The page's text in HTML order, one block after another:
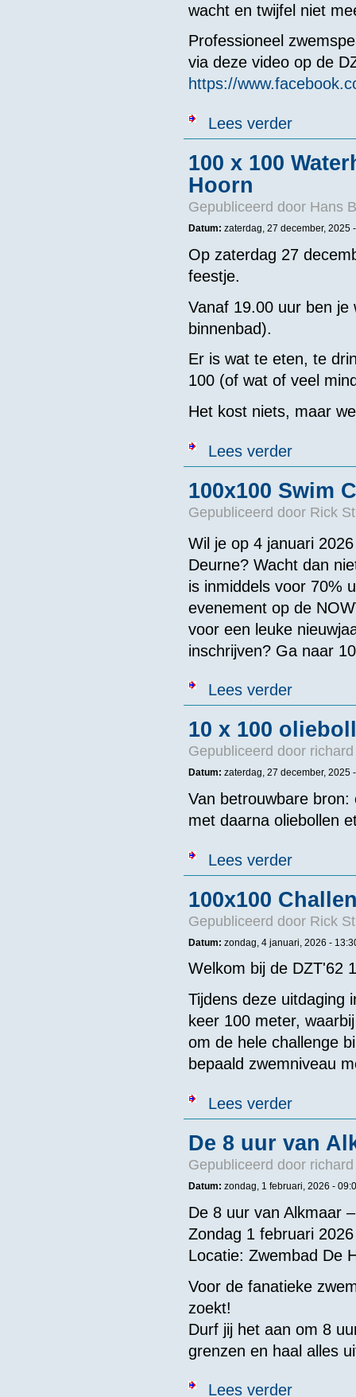
wacht en twijfel niet
Professioneel
via deze video op de
https://
Lees verderover Last call:
100 x 100
Hoorn
Gepubliceerd door Hans
Datum: zaterdag, 27 december, 2025
Op zaterdag 27
feestje.
Vanaf 19.00 uur ben je
binnenbad).
Er is wat te eten, te
100 (of wat of veel
Het kost niets, maar
Lees verderover 100 x
100x100 Swim
Gepubliceerd door Rick
Wil je op 4 januari
Deurne? Wacht dan
is inmiddels voor 70%
evenement op de
voor een leuke
inschrijven? Ga naar
Lees verderover 100x100
10 x 100
Gepubliceerd door
Datum: zaterdag, 27 december, 2025
Van betrouwbare
met daarna oliebollen
Lees verderover 10 x 100
100x100
Gepubliceerd door Rick
Datum: zondag, 4 januari, 2026 -
Welkom bij de DZT'62
Tijdens deze uitdaging
keer 100 meter,
om de hele challenge
bepaald zwemniveau
Lees verderover 100x100
De 8 uur van
Gepubliceerd door
Datum: zondag, 1 februari, 2026 -
De 8 uur van Alkmaar
Zondag 1 februari 2026
Locatie: Zwembad De
Voor de fanatieke
zoekt!
Durf jij het aan om 8
grenzen en haal alles
Lees verderover De 8 uur